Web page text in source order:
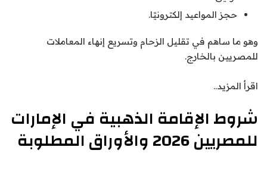
حجز المواعيد إلكترونيًا.
وهو ما ساهم في تقليل الزحام وتسريع إنهاء المعاملات
للمصريين بالخارج.
اقرأ المزيد..
شروط الإقامة الذهبية في الإمارات
للمصريين 2026 والأوراق المطلوبة